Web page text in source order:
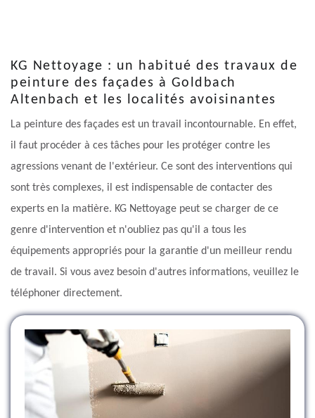
KG Nettoyage : un habitué des travaux de
peinture des façades à Goldbach
Altenbach et les localités avoisinantes
La peinture des façades est un travail incontournable. En effet,
il faut procéder à ces tâches pour les protéger contre les
agressions venant de l'extérieur. Ce sont des interventions qui
sont très complexes, il est indispensable de contacter des
experts en la matière. KG Nettoyage peut se charger de ce
genre d'intervention et n'oubliez pas qu'il a tous les
équipements appropriés pour la garantie d'un meilleur rendu
de travail. Si vous avez besoin d'autres informations, veuillez le
téléphoner directement.